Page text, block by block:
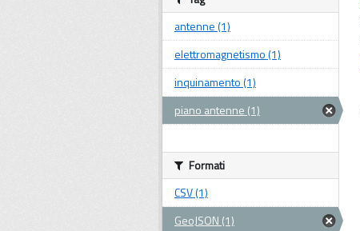
antenne (1)
elettromagnetismo (1)
inquinamento (1)
piano antenne (1)
Formati
CSV (1)
GeoJSON (1)